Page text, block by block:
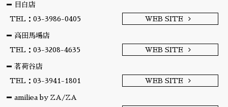
目白店
TEL：03-3986-0405
WEB SITE
高田馬場店
TEL：03-3208-4635
WEB SITE
茗荷谷店
TEL：03-3941-1801
WEB SITE
amiliea by ZA/ZA